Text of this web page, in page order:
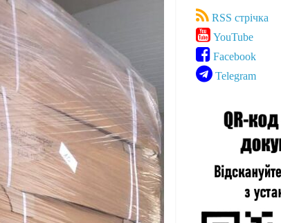
RSS стрічка
YouTube
Facebook
Telegram